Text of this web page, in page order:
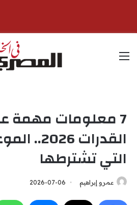
القائمة
7 معلومات مهمة
القدرات
التي تشترطها
عمرو إبراهيم 2026-07-06